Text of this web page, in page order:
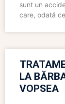
sunt un
care, odată
LA
VOPSEA